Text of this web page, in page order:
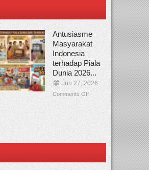
Antusiasme
Masyarakat
Indonesia
terhadap Piala
Dunia 2026...
Jun 27, 2026
Comments Off